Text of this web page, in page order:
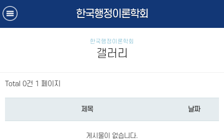
한국행정이론학회
한국행정이론학회
갤러리
Total 0건 1 페이지
제목 날짜
게시물이 없습니다.